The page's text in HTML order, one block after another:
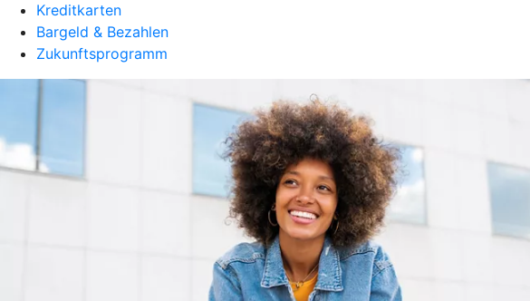
Kreditkarten
Bargeld & Bezahlen
Zukunftsprogramm